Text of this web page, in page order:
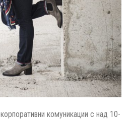
комуникации с над 10-